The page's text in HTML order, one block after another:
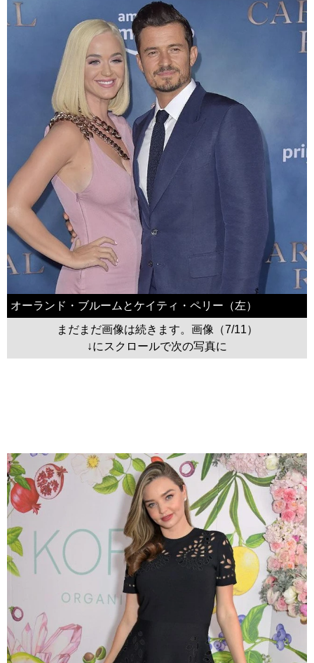
オーランド・ブルームとケイティ・ペリー（左）
まだまだ画像は続きます。画像（7/11）
↓にスクロールで次の写真に